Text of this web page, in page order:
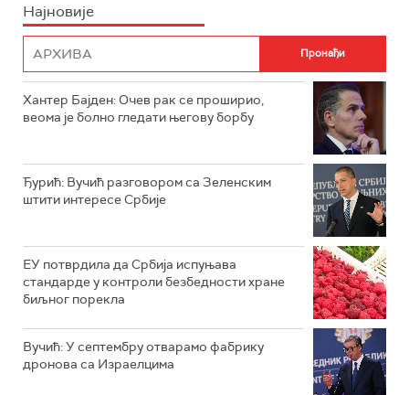
Најновије
Хантер Бајден: Очев рак се проширио,
веома је болно гледати његову борбу
Ђурић: Вучић разговором са Зеленским
штити интересе Србије
ЕУ потврдила да Србија испуњава
стандарде у контроли безбедности хране
биљног порекла
Вучић: У септембру отварамо фабрику
дронова са Израелцима